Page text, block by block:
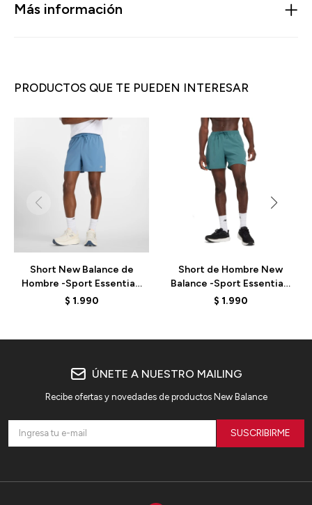
Más información
PRODUCTOS QUE TE PUEDEN INTERESAR
Short New Balance de
Hombre -Sport Essentials
5"- MS41227SRU - BLUE
$ 1.990
Short de Hombre New
Balance -Sport Essentials
5"- MS41227NUS -
$ 1.990
ÚNETE A NUESTRO MAILING
Recibe ofertas y novedades de productos New Balance
SUSCRIBIRME